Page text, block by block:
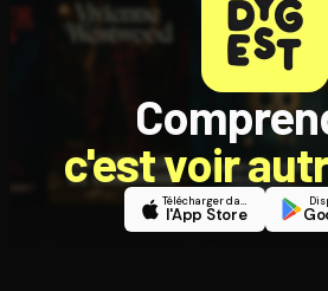
c'est voir
Télécharger dans
l'App Store